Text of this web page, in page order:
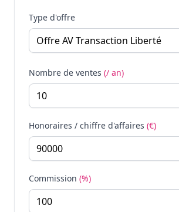
Type d'offre
Nombre de ventes (/ an)
Honoraires / chiffre d'affaires (€)
Commission (%)